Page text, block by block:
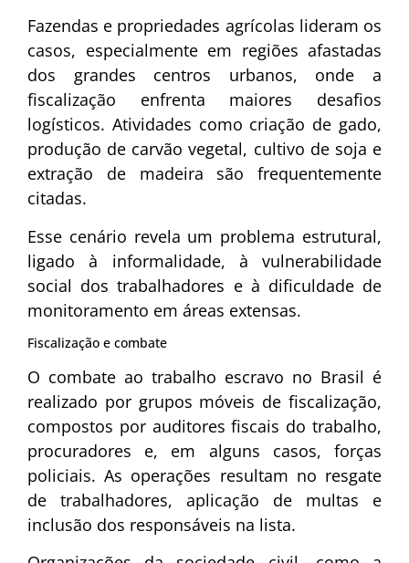
Fazendas e propriedades agrícolas lideram os
casos, especialmente em regiões afastadas
dos grandes centros urbanos, onde a
fiscalização enfrenta maiores desafios
logísticos. Atividades como criação de gado,
produção de carvão vegetal, cultivo de soja e
extração de madeira são frequentemente
citadas.
Esse cenário revela um problema estrutural,
ligado à informalidade, à vulnerabilidade
social dos trabalhadores e à dificuldade de
monitoramento em áreas extensas.
Fiscalização e combate
O combate ao trabalho escravo no Brasil é
realizado por grupos móveis de fiscalização,
compostos por auditores fiscais do trabalho,
procuradores e, em alguns casos, forças
policiais. As operações resultam no resgate
de trabalhadores, aplicação de multas e
inclusão dos responsáveis na lista.